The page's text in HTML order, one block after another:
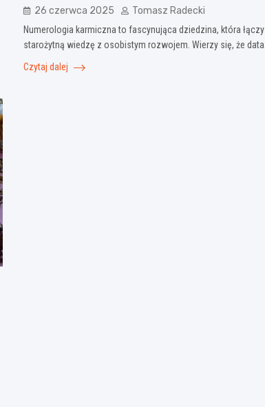
26 czerwca 2025 Tomasz Radecki
Numerologia karmiczna to fascynująca dziedzina, która łączy
starożytną wiedzę z osobistym rozwojem. Wierzy się, że data…
Czytaj dalej